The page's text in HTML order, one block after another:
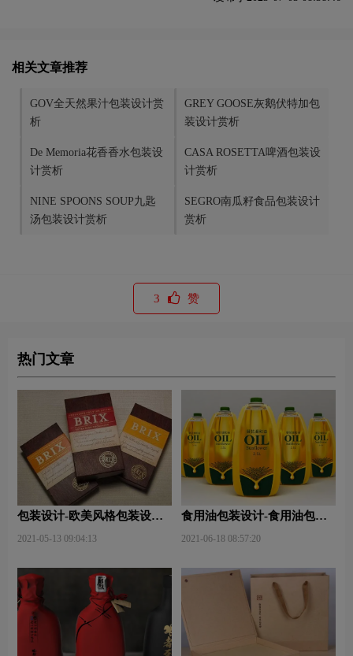
相关文章推荐
GOV全天然果汁包装设计赏
析
GREY GOOSE灰鹅伏特加包
装设计赏析
De Memoria花香香水包装设
计赏析
CASA ROSETTA啤酒包装设
计赏析
NINE SPOONS SOUP九匙
汤包装设计赏析
SEGRO南瓜籽食品包装设计
赏析
3 赞
热门文章
包装设计-欧美风格包装设
2021-05-13 09:04:13
食用油包装设计-食用油包装
2021-06-18 08:57:20